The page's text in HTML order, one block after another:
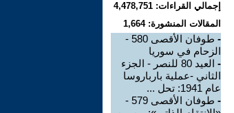
إجمالي القراءات: 4,478,751
المقالات المنشورة: 1,664
-
طوفان الأقصى 580 -
الزحام في سوريا
-
العيد 80 للنصر - الجزء
الثاني -عملية بارباروسا
عام 1941: تحل ...
-
طوفان الأقصى 579 -